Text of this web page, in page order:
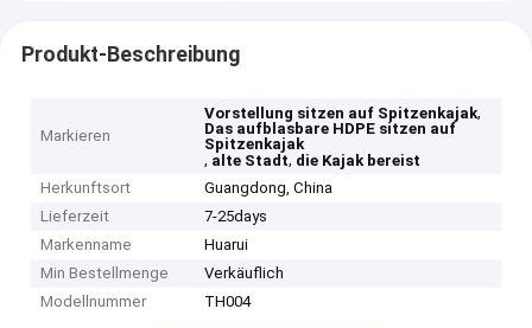
Produkt-Beschreibung
Markieren
Vorstellung sitzen auf Spitzenkajak,
Das aufblasbare HDPE sitzen auf
Spitzenkajak
, alte Stadt, die Kajak bereist
Herkunftsort
Guangdong, China
Lieferzeit
7-25days
Markenname
Huarui
Min Bestellmenge
Verkäuflich
Modellnummer
TH004